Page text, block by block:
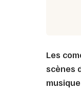
Les
scènes